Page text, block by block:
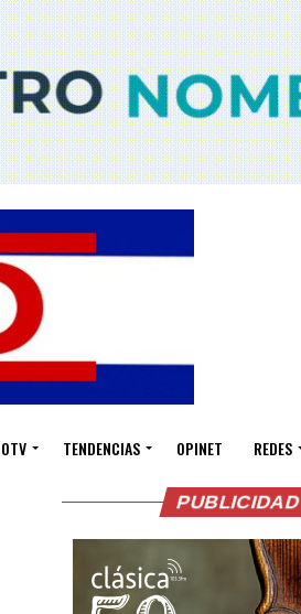
TENDENCIAS OPINET REDES
PUBLICIDAD